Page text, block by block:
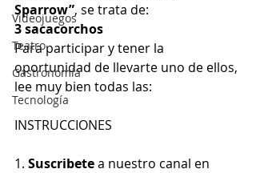
Videojuegos
Teatro
Gastronomía
Tecnología
Sparrow”, se trata de:
3 sacacorchos
Para participar y tener la
oportunidad de llevarte uno de ellos,
lee muy bien todas las:
INSTRUCCIONES
1. Suscribete a nuestro canal en